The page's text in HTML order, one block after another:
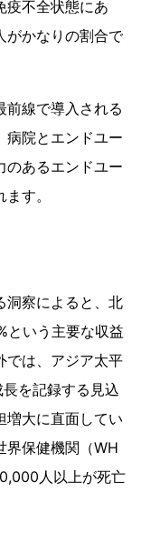
疫不全状態にあ
がかなりの割合で
前線で導入される
病院とエンドユー
のあるエンドユー
す。
洞察によると、北
という主要な収益
では、アジア太平
を記録する見込
増大に直面してい
界保健機関（WH
人以上が死亡